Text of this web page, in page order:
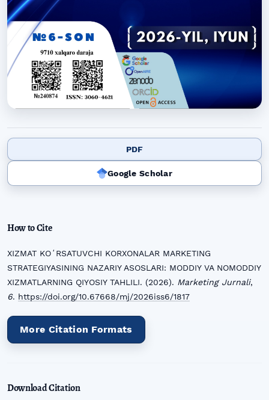
PDF
Google Scholar
How to Cite
XIZMAT KOʻRSATUVCHI KORXONALAR MARKETING
STRATEGIYASINING NAZARIY ASOSLARI: MODDIY VA NOMODDIY
XIZMATLARNING QIYOSIY TAHLILI. (2026). Marketing Jurnali,
6. https://doi.org/10.67668/mj/2026iss6/1817
More Citation Formats
Download Citation